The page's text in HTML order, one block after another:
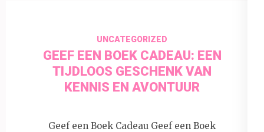
UNCATEGORIZED
GEEF EEN BOEK CADEAU: EEN
TIJDLOOS GESCHENK VAN
KENNIS EN AVONTUUR
Geef een Boek Cadeau Geef een Boek